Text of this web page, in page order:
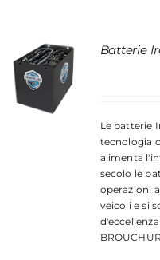
Batterie
Le batterie
tecnologia
alimenta
secolo le
operazioni
veicoli e si